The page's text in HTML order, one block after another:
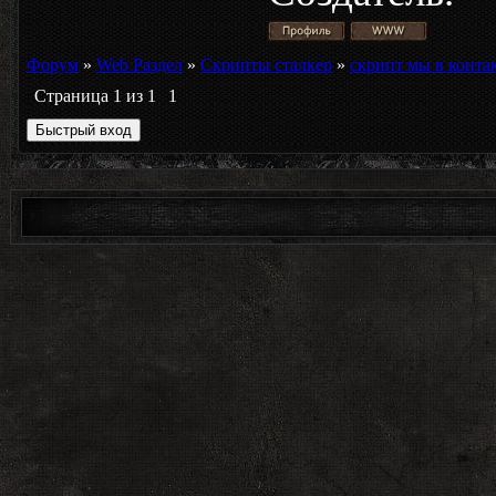
}
border:
width:
height:
padding:
font-
font-
Форум » Web Раздел » Скрипты сталкер » скрипт мы в
Страница 1 из 1 1